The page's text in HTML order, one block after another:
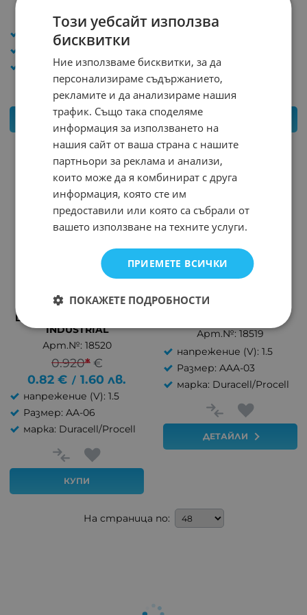
3.48 € / 6.81 лв.
напрежение (V): 9
марка: Duracell/Procell
КУПИ
3.78 €
марка: Duracell/Procell
БАТЕРИЯ LR06 AA
DURACELL PROCELL 1.5V
INDUSTRIAL
Арт.№: 18520
0.920* €
0.82 € / 1.60 лв.
напрежение (V): 1.5
Размер: AA-06
марка: Duracell/Procell
КУПИ
БАТЕРИЯ LR03 AAA
Арт.№: 18519
напрежение (V): 1.5
Размер: AAA-03
марка: Duracell/Procell
ДЕТАЙЛИ
На страница по:
Този уебсайт използва
бисквитки
Ние използваме бисквитки, за да
персонализираме съдържанието,
рекламите и да анализираме нашия
трафик. Също така споделяме
информация за използването на
нашия сайт от ваша страна с нашите
партньори за реклама и анализи,
които може да я комбинират с друга
информация, която сте им
предоставили или която са събрали от
вашето използване на техните услуги.
ПРИЕМЕТЕ ВСИЧКИ
ПОКАЖЕТЕ ПОДРОБНОСТИ